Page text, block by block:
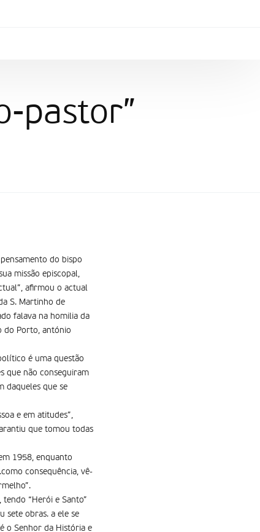
pastor”
do bispo
missão episcopal,
afirmou o actual
S. Martinho de
falava na homilia da
do Porto, antónio
é uma questão
que não conseguiram
daqueles que se
e em atitudes”,
que tomou todas
1958, enquanto
consequência, vê-
“Herói e Santo”
sete obras. a ele se
o Senhor da História e